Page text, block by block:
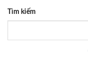
Tìm kiếm